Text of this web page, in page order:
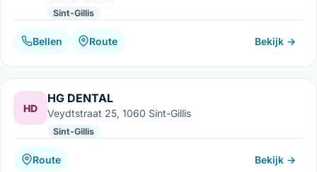
Sint-Gillis
Bellen Route Bekijk →
HD
HG DENTAL
Veydtstraat 25, 1060 Sint-Gillis
Sint-Gillis
Route Bekijk →